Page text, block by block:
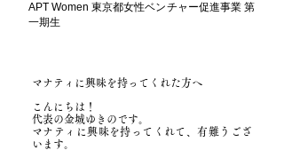
APT Women 東京都女性ベンチャー促進事業 第
一期生
マナティに興味を持ってくれた方へ
こんにちは！
代表の金城ゆきのです。
マナティに興味を持ってくれて、有難うござ
います。